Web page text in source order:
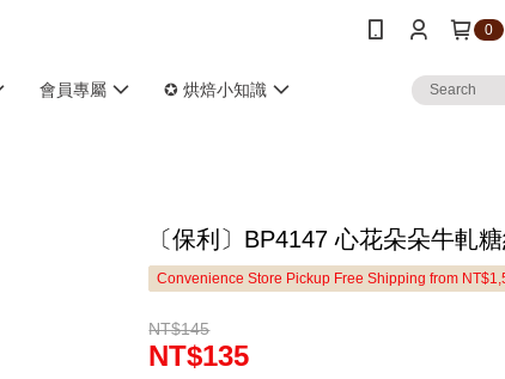
0
會員專屬 ✪ 烘焙小知識
〔保利〕BP4147 心花朵朵牛軋
Convenience Store Pickup Free Shipping from
NT$145
NT$135